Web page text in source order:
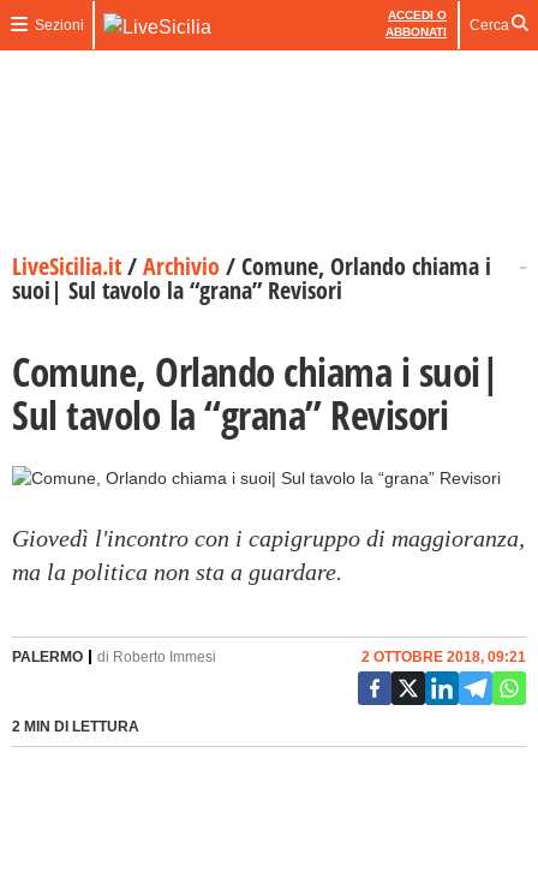
Sezioni
ACCEDI O
ABBONATI
Cerca
LiveSicilia.it/Archivio/Comune, Orlando chiama i
suoi| Sul tavolo la “grana” Revisori
Comune, Orlando chiama i suoi|
Sul tavolo la “grana” Revisori
Giovedì l'incontro con i capigruppo di maggioranza,
ma la politica non sta a guardare.
PALERMO di Roberto Immesi
2 MIN DI LETTURA
2 OTTOBRE 2018, 09:21